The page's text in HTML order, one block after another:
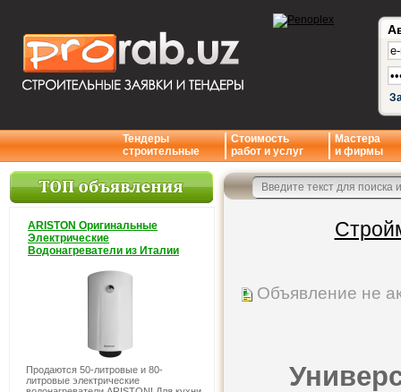
Тендеры
строительные
Стоимость
работ и услуг
Мастера
и фирмы
ARISTON Оригинальные
Электрические
Водонагреватели из Италии
Продаются 50-литровые и 80-
литровые электрические
Объявление не